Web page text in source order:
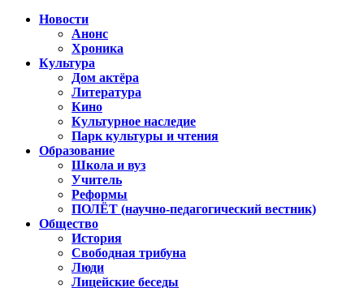
Новости
Анонс
Хроника
Культура
Дом актёра
Литература
Кино
Культурное наследие
Парк культуры и чтения
Образование
Школа и вуз
Учитель
Реформы
ПОЛЁТ (научно-педагогический вестник)
Общество
История
Свободная трибуна
Люди
Лицейские беседы